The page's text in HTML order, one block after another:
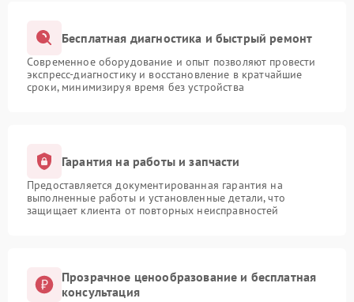
Бесплатная диагностика и быстрый ремонт
Современное оборудование и опыт позволяют провести
экспресс-диагностику и восстановление в кратчайшие
сроки, минимизируя время без устройства
Гарантия на работы и запчасти
Предоставляется документированная гарантия на
выполненные работы и установленные детали, что
защищает клиента от повторных неисправностей
Прозрачное ценообразование и бесплатная
консультация